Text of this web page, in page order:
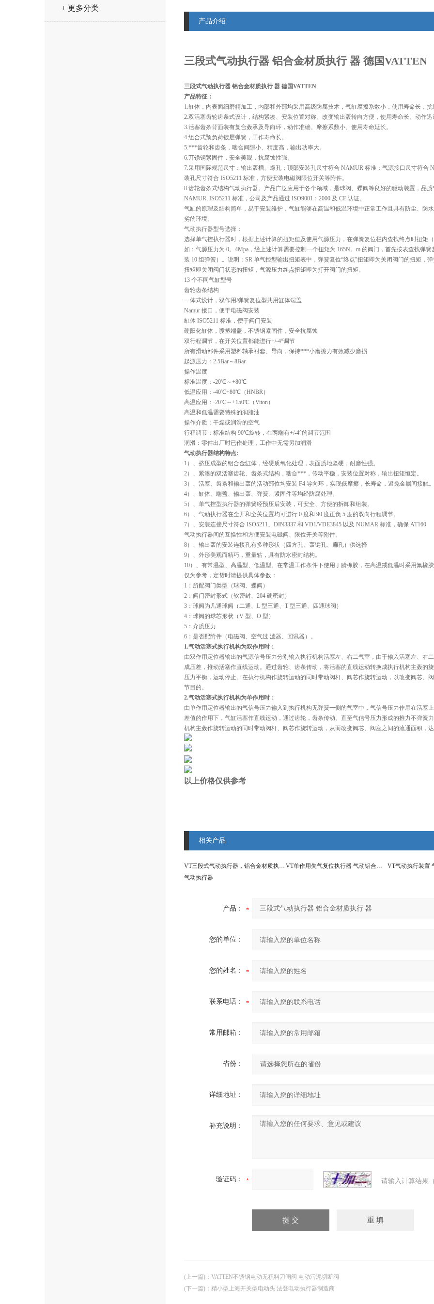
+ 更多分类
产品介绍
三段式气动执行器 铝合金材质执行 器 德国VATTEN
三段式气动执行器 铝合金材质执行 器 德国VATTEN
产品特征：
1.缸体，内表面细磨精加工，内部和外部均采用高级防腐技术，气缸摩擦系数小，使用寿命长，抗
2.双活塞齿轮齿条式设计，结构紧凑、安装位置对称、改变输出轰转向方便，使用寿命长、动作迅
3.活塞齿条背面装有复合轰承及导向环，动作准确、摩擦系数小、使用寿命延长。
4.组合式预负荷镀层弹簧，工作寿命长。
5.***齿轮和齿条，啮合间隙小、精度高，输出功率大。
6.丌锈钢紧固件，安全美观，抗腐蚀性强。
7.采用国际规范尺寸：输出轰槽、螺孔；顶部安装孔尺寸符合 NAMUR 标准；气源接口尺寸符合
装孔尺寸符合 ISO5211 标准，方便安装电磁阀限位开关等附件。
8.齿轮齿条式结构气动执行器。产品广泛应用于各个领域，是球阀、蝶阀等良好的驱动装置，品
NAMUR, ISO5211 标准，公司及产品通过 ISO9001：2000 及 CE 认证。
气缸的原理及结构简单，易于安装维护，气缸能够在高温和低温环境中正常工作且具有防尘、防
劣的环境。
气动执行器型号选择：
选择单气控执行器时，根据上述计算的扭矩值及使用气源压力，在弹簧复位栏内查找终点时扭矩
如：气源压力为 0。4Mpa，经上述计算需要控制一个扭矩为 165N。m 的阀门，首先按表查找弹
装 10 组弹簧）。说明：SR 单气控型输出扭矩表中，弹簧复位“终点"扭矩即为关闭阀门的扭矩，
扭矩即关闭阀门状态的扭矩，气源压力终点扭矩即为打开阀门的扭矩。
13 个不同气缸型号
齿轮齿条结构
一体式设计，双作用/弹簧复位型共用缸体端盖
Namur 接口，便于电磁阀安装
缸体 ISO5211 标准，便于阀门安装
硬阳化缸体，喷塑端盖，不锈钢紧固件，安全抗腐蚀
双行程调节，在开关位置都能进行+/-4°调节
所有滑动部件采用塑料轴承衬套、导向，保持***小磨擦力有效减少磨损
起源压力：2.5Bar～8Bar
操作温度
标准温度：-20℃～+80℃
低温应用：-40℃+80℃（HNBR）
高温应用：-20℃～+150℃（Viton）
高温和低温需要特殊的润脂油
操作介质：干燥或润滑的空气
行程调节：标准结构 90℃旋转，在两端有+/-4°的调节范围
润滑：零件出厂时已作处理，工作中无需另加润滑
气动执行器结构特点:
1）、挤压成型的铝合金缸体，经硬质氧化处理，表面质地坚硬，耐磨性强。
2）、紧湊的双活塞齿轮、齿条式结构，啮合***，传动平稳，安装位置对称，输出扭矩恒定。
3）、活塞、齿条和输出轰的活动部位均安装 F4 导向环，实现低摩擦，长寿命，避免金属间接触。
4）、缸体、端盖、输出轰、弹簧、紧固件等均经防腐处理。
5）、单气控型执行器的弹簧经预压后安装，可安全、方便的拆卸和组装。
6）、气动执行器在全开和全关位置均可进行 0 度和 90 度正负 5 度的双向行程调节。
7）、安装连接尺寸符合 ISO5211、DIN3337 和 VD1/VDE3845 以及 NUMAR 标准，确保 AT160
气动执行器间的互换性和方便安装电磁阀、限位开关等附件。
8）、输出轰的安装连接孔有多种形状（四方孔、轰键孔、扁孔）供选择
9）、外形美观而精巧，重量轱，具有防水密封结构。
10）、有常温型、高温型、低温型。在常温工作条件下使用丁腈橡胶，在高温戒低温时采用氟橡
仅为参考，定货时请提供具体参数：
1：所配阀门类型（球阀、蝶阀）
2：阀门密封形式（软密封、204 硬密封）
3：球阀为几通球阀（二通、L 型三通、T 型三通、四通球阀）
4：球阀的球芯形状（V 型、O 型）
5：介质压力
6：是否配附件（电磁阀、空气过 滤器、回讯器）。
1.气动活塞式执行机构为双作用时：
由双作用定位器输出的气源信号压力分别输入执行机构活塞左、右二气室，由于输入活塞左、右
成压差，推动活塞作直线运动。通过齿轮、齿条传动，将活塞的直线运动转换成执行机构主轰的
压力平衡，运动停止。在执行机构作旋转运动的同时带动阀杆、阀芯作旋转运动，以改变阀芯、
节目的。
2.气动活塞式执行机构为单作用时：
由单作用定位器输出的气信号压力输入到执行机构无弹簧一侧的气室中，气信号压力作用在活塞
差值的作用下，气缸活塞作直线运动，通过齿轮，齿条传动。直至气信号压力形成的推力不弹簧
机构主轰作旋转运动的同时带动阀杆、阀芯作旋转运动，从而改变阀芯、阀座之间的流通面积，达
以上价格仅供参考
相关产品
VT三段式气动执行器，铝合金材质执行器 VT单作用失气复位执行器 气动铝合金执行器
气动执行器
产品：
您的单位：
您的姓名：
联系电话：
常用邮箱：
省份：
详细地址：
补充说明：
验证码： 请输入计算结果
(上一篇) ： VATTEN不锈钢电动无积料刀闸阀 电动污泥切断阀
(下一篇) ： 精小型上海开关型电动头 法登电动执行器制造商